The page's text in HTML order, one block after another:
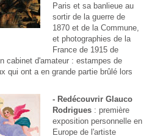
Paris et sa banlieue au
sortir de la guerre de
1870 et de la Commune,
et photographies de la
France de 1915 de
cabinet d'amateur : estampes de
qui ont a en grande partie brûlé lors
- Redécouvrir Glauco
Rodrigues : première
exposition personnelle en
Europe de l'artiste